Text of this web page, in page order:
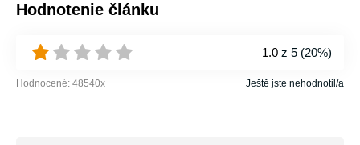
Hodnotenie článku
1.0 z 5 (20%)
Hodnocené: 48540x Ještě jste nehodnotil/a